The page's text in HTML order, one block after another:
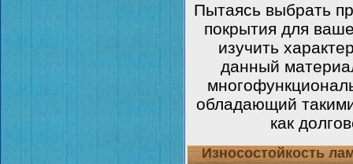
Пытаясь выбрать
покрытия для
изучить
данный
обладающий
как
Износостойкость